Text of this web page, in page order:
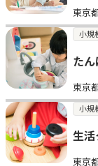
東京
小規
た
東京
小規
生
東京